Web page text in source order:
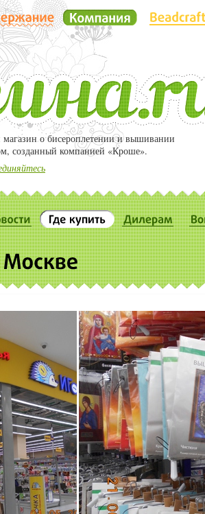
магазин о бисероплетении и вышивании
созданный компанией «Кроше».